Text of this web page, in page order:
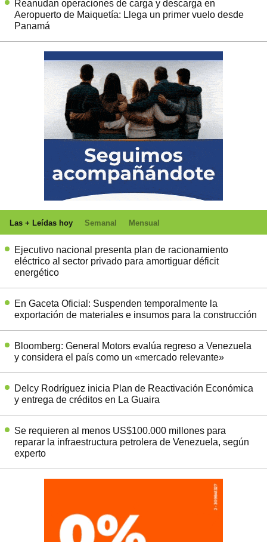
Reanudan operaciones de carga y descarga en
Aeropuerto de Maiquetía: Llega un primer vuelo desde
Panamá
Las + Leídas hoy Semanal Mensual
Ejecutivo nacional presenta plan de racionamiento
eléctrico al sector privado para amortiguar déficit
energético
En Gaceta Oficial: Suspenden temporalmente la
exportación de materiales e insumos para la construcción
Bloomberg: General Motors evalúa regreso a Venezuela
y considera el país como un «mercado relevante»
Delcy Rodríguez inicia Plan de Reactivación Económica
y entrega de créditos en La Guaira
Se requieren al menos US$100.000 millones para
reparar la infraestructura petrolera de Venezuela, según
experto